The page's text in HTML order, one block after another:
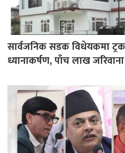
सार्वजनिक सडक विधेयकमा
ध्यानाकर्षण, पाँच लाख